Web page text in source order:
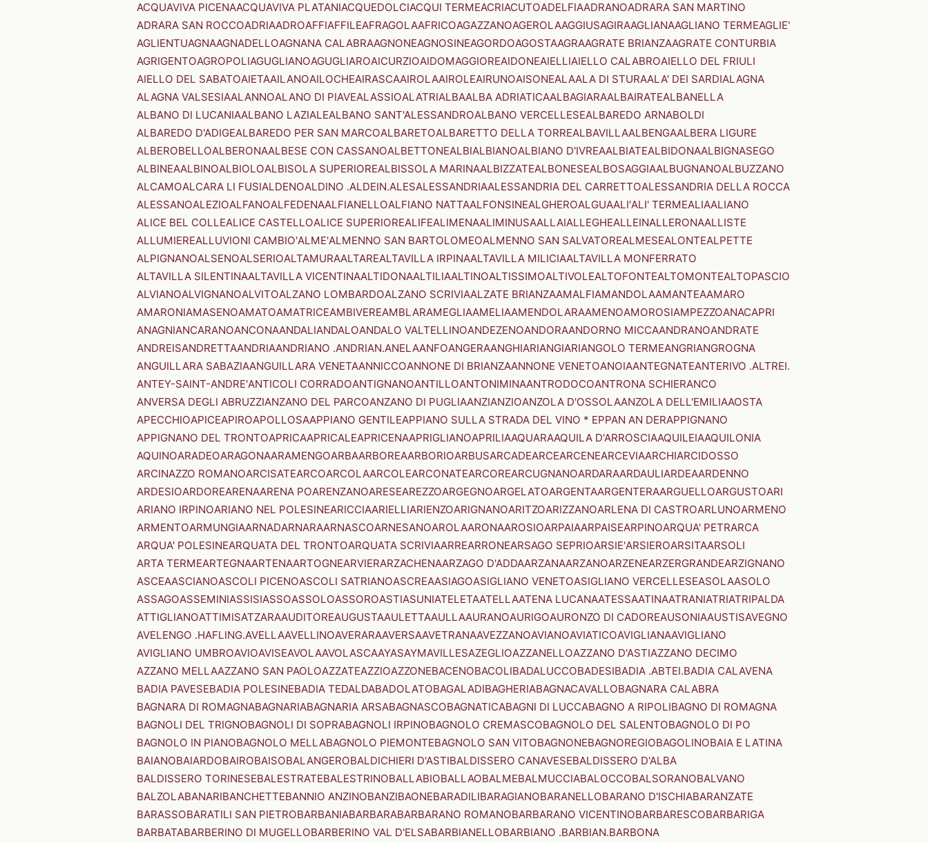
ACQUAVIVA PICENAACQUAVIVA PLATANIACQUEDOLCIACQUI TERMEACRIACUTOADELFIAADRANOADRARA SAN MARTINO
ADRARA SAN ROCCOADRIAADROAFFIAFFILEAFRAGOLAAFRICOAGAZZANOAGEROLAAGGIUSAGIRAAGLIANAAGLIANO TERMEAGLIE'
AGLIENTUAGNAAGNADELLOAGNANA CALABRAAGNONEAGNOSINEAGORDOAGOSTAAGRAAGRATE BRIANZAAGRATE CONTURBIA
AGRIGENTOAGROPOLIAGUGLIANOAGUGLIAROAICURZIOAIDOMAGGIOREAIDONEAIELLIAIELLO CALABROAIELLO DEL FRIULI
AIELLO DEL SABATOAIETAAILANOAILOCHEAIRASCAAIROLAAIROLEAIRUNOAISONEALAALA DI STURAALA' DEI SARDIALAGNA
ALAGNA VALSESIAALANNOALANO DI PIAVEALASSIOALATRIALBAALBA ADRIATICAALBAGIARAALBAIRATEALBANELLA
ALBANO DI LUCANIAALBANO LAZIALEALBANO SANT'ALESSANDROALBANO VERCELLESEALBAREDO ARNABOLDI
ALBAREDO D'ADIGEALBAREDO PER SAN MARCOALBARETOALBARETTO DELLA TORREALBAVILLAALBENGAALBERA LIGURE
ALBEROBELLOALBERONAALBESE CON CASSANOALBETTONEALBIALBIANOALBIANO D'IVREAALBIATEALBIDONAALBIGNASEGO
ALBINEAALBINOALBIOLOALBISOLA SUPERIOREALBISSOLA MARINAALBIZZATEALBONESEALBOSAGGIAALBUGNANOALBUZZANO
ALCAMOALCARA LI FUSIALDENOALDINO .ALDEIN.ALESALESSANDRIAALESSANDRIA DEL CARRETTOALESSANDRIA DELLA ROCCA
ALESSANOALEZIOALFANOALFEDENAALFIANELLOALFIANO NATTAALFONSINEALGHEROALGUAALI'ALI' TERMEALIAALIANO
ALICE BEL COLLEALICE CASTELLOALICE SUPERIOREALIFEALIMENAALIMINUSAALLAIALLEGHEALLEINALLERONAALLISTE
ALLUMIEREALLUVIONI CAMBIO'ALME'ALMENNO SAN BARTOLOMEOALMENNO SAN SALVATOREALMESEALONTEALPETTE
ALPIGNANOALSENOALSERIOALTAMURAALTAREALTAVILLA IRPINAALTAVILLA MILICIAALTAVILLA MONFERRATO
ALTAVILLA SILENTINAALTAVILLA VICENTINAALTIDONAALTILIAALTINOALTISSIMOALTIVOLEALTOFONTEALTOMONTEALTOPASCIO
ALVIANOALVIGNANOALVITOALZANO LOMBARDOALZANO SCRIVIAALZATE BRIANZAAMALFIAMANDOLAAMANTEAAMARO
AMARONIAMASENOAMATOAMATRICEAMBIVEREAMBLARAMEGLIAAMELIAAMENDOLARAAMENOAMOROSIAMPEZZOANACAPRI
ANAGNIANCARANOANCONAANDALIANDALOANDALO VALTELLINOANDEZENOANDORAANDORNO MICCAANDRANOANDRATE
ANDREISANDRETTAANDRIAANDRIANO .ANDRIAN.ANELAANFOANGERAANGHIARIANGIARIANGOLO TERMEANGRIANGROGNA
ANGUILLARA SABAZIAANGUILLARA VENETAANNICCOANNONE DI BRIANZAANNONE VENETOANOIAANTEGNATEANTERIVO .ALTREI.
ANTEY-SAINT-ANDRE'ANTICOLI CORRADOANTIGNANOANTILLOANTONIMINAANTRODOCOANTRONA SCHIERANCO
ANVERSA DEGLI ABRUZZIANZANO DEL PARCOANZANO DI PUGLIAANZIANZIOANZOLA D'OSSOLAANZOLA DELL'EMILIAAOSTA
APECCHIOAPICEAPIROAPOLLOSAAPPIANO GENTILEAPPIANO SULLA STRADA DEL VINO * EPPAN AN DERAPPIGNANO
APPIGNANO DEL TRONTOAPRICAAPRICALEAPRICENAAPRIGLIANOAPRILIAAQUARAAQUILA D'ARROSCIAAQUILEIAAQUILONIA
AQUINOARADEOARAGONAARAMENGOARBAARBOREAARBORIOARBUSARCADEARCEARCENEARCEVIAARCHIARCIDOSSO
ARCINAZZO ROMANOARCISATEARCOARCOLAARCOLEARCONATEARCOREARCUGNANOARDARAARDAULIARDEAARDENNO
ARDESIOARDOREARENAARENA POARENZANOARESEAREZZOARGEGNOARGELATOARGENTAARGENTERAARGUELLOARGUSTOARI
ARIANO IRPINOARIANO NEL POLESINEARICCIAARIELLIARIENZOARIGNANOARITZOARIZZANOARLENA DI CASTROARLUNOARMENO
ARMENTOARMUNGIAARNADARNARAARNASCOARNESANOAROLAARONAAROSIOARPAIAARPAISEARPINOARQUA' PETRARCA
ARQUA' POLESINEARQUATA DEL TRONTOARQUATA SCRIVIAARREARRONEARSAGO SEPRIOARSIE'ARSIEROARSITAARSOLI
ARTA TERMEARTEGNAARTENAARTOGNEARVIERARZACHENAARZAGO D'ADDAARZANAARZANOARZENEARZERGRANDEARZIGNANO
ASCEAASCIANOASCOLI PICENOASCOLI SATRIANOASCREAASIAGOASIGLIANO VENETOASIGLIANO VERCELLESEASOLAASOLO
ASSAGOASSEMINIASSISIASSOASSOLOASSOROASTIASUNIATELETAATELLAATENA LUCANAATESSAATINAATRANIATRIATRIPALDA
ATTIGLIANOATTIMISATZARAAUDITOREAUGUSTAAULETTAAULLAAURANOAURIGOAURONZO DI CADOREAUSONIAAUSTISAVEGNO
AVELENGO .HAFLING.AVELLAAVELLINOAVERARAAVERSAAVETRANAAVEZZANOAVIANOAVIATICOAVIGLIANAAVIGLIANO
AVIGLIANO UMBROAVIOAVISEAVOLAAVOLASCAAYASAYMAVILLESAZEGLIOAZZANELLOAZZANO D'ASTIAZZANO DECIMO
AZZANO MELLAAZZANO SAN PAOLOAZZATEAZZIOAZZONEBACENOBACOLIBADALUCCOBADESIBADIA .ABTEI.BADIA CALAVENA
BADIA PAVESEBADIA POLESINEBADIA TEDALDABADOLATOBAGALADIBAGHERIABAGNACAVALLOBAGNARA CALABRA
BAGNARA DI ROMAGNABAGNARIABAGNARIA ARSABAGNASCOBAGNATICABAGNI DI LUCCABAGNO A RIPOLIBAGNO DI ROMAGNA
BAGNOLI DEL TRIGNOBAGNOLI DI SOPRABAGNOLI IRPINOBAGNOLO CREMASCOBAGNOLO DEL SALENTOBAGNOLO DI PO
BAGNOLO IN PIANOBAGNOLO MELLABAGNOLO PIEMONTEBAGNOLO SAN VITOBAGNONEBAGNOREGIOBAGOLINOBAIA E LATINA
BAIANOBAIARDOBAIROBAISOBALANGEROBALDICHIERI D'ASTIBALDISSERO CANAVESEBALDISSERO D'ALBA
BALDISSERO TORINESEBALESTRATEBALESTRINOBALLABIOBALLAOBALMEBALMUCCIABALOCCOBALSORANOBALVANO
BALZOLABANARIBANCHETTEBANNIO ANZINOBANZIBAONEBARADILIBARAGIANOBARANELLOBARANO D'ISCHIABARANZATE
BARASSOBARATILI SAN PIETROBARBANIABARBARABARBARANO ROMANOBARBARANO VICENTINOBARBARESCOBARBARIGA
BARBATABARBERINO DI MUGELLOBARBERINO VAL D'ELSABARBIANELLOBARBIANO .BARBIAN.BARBONA